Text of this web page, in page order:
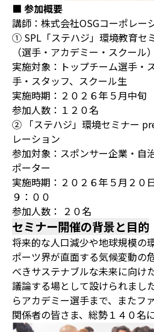
■ 参加概要
講師：株式会社OSGコーポレー
① SPL「ステハジ」環境教育セ
（選手・アカデミー・スクール）
実施対象：トップチーム選手・
手・スタッフ、スクール生
実施時期：２０２６年５月中旬
参加人数：１２０名
② 「ステハジ」環境セミナー
レーション
参加対象：スポンサー企業・自
ポーター
実施時期：２０２６年５月２０
９：００
参加人数： ２０名
セミナー開催の背景と目的
将来的な人口減少や地球規模の
ポーツ界が直面する気候変動の
べきサステナブルな未来に向け
議論する場として設けられまし
らアカデミー選手まで、またフ
関係者の皆さま、総勢１４０名